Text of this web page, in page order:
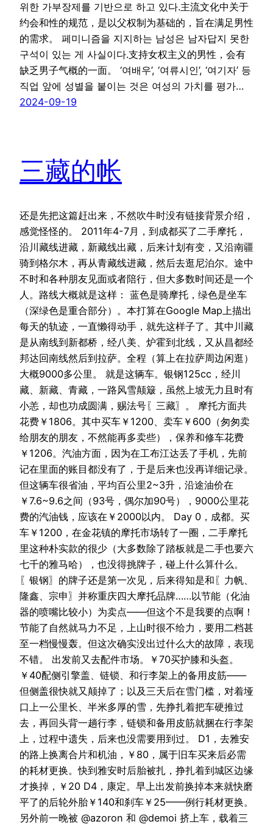
위한 가부장제를 기반으로 하고 있다.主流文化中关于
约会和性的规范，是以父权制为基础的，旨在满足男性
的需求。 페미니즘을 지지하는 남성은 남자답지 못한
구석이 있는 게 사실이다.支持女权主义的男性，会有
缺乏男子气概的一面。 ‘여배우’, ‘여류시인’, ‘여기자’ 등
직업 앞에 성별을 붙이는 것은 여성의 가치를 평가…
2024-09-19
三藏的帐
还是先把这篇赶出来，不然吹牛时没有链接背景介绍，
感觉怪怪的。 2011年4-7月，到成都买了二手摩托，
沿川藏线进藏，新藏线出藏，后来计划有变，又沿南疆
骑到格尔木，再从青藏线进藏，然后去逛尼泊尔。途中
不时和各种朋友见面或者陪行，但大多数时间还是一个
人。路线大概就是这样： 蓝色是骑摩托，绿色是坐车
（深绿色是重合部分）。本打算在Google Map上描出
每天的轨迹，一直懒得动手，就先这样子了。其中川藏
是从南线到新都桥，经八美、炉霍到北线，又从昌都经
邦达回南线然后到拉萨。全程（算上在拉萨周边闲逛）
大概9000多公里。 就是这辆车。银钢125cc，经川
藏、新藏、青藏，一路风雪颠簸，虽然上坡无力且时有
小恙，却也功成圆满，赐法号〖三藏〗。 摩托方面共
花费￥1806。其中买车￥1200、卖车￥600（匆匆卖
给朋友的朋友，不然能再多卖些），保养和修车花费
￥1206。汽油方面，因为在工布江达丢了手机，先前
记在里面的账目都没有了，于是后来也没再详细记录。
但这辆车很省油，平均百公里2~3升，沿途油价在
￥7.6~9.6之间（93号，偶尔加90号），9000公里花
费的汽油钱，应该在￥2000以内。 Day 0，成都。买
车￥1200，在金花镇的摩托市场转了一圈，二手摩托
里这种朴实款的很少（大多数除了踏板就是二手也要六
七千的雅马哈），也没得挑牌子，碰上什么算什么。
〖银钢〗的牌子还是第一次见，后来得知是和〖力帆、
隆鑫、宗申〗并称重庆四大摩托品牌……以节能（化油
器的喷嘴比较小）为卖点——但这个不是我要的点啊！
节能了自然就马力不足，上山时很不给力，要用二档甚
至一档慢慢轰。但这次确实没出过什么大的故障，表现
不错。 出发前又去配件市场。￥70买护膝和头盔。
￥40配侧引擎盖、链锁、和行李架上的备用皮筋——
但侧盖很快就又颠掉了；以及三天后在雪门槛，对着垭
口上一公里长、半米多厚的雪，先挣扎着把车硬推过
去，再回头背一趟行李，链锁和备用皮筋就捆在行李架
上，过程中遗失，后来也没需要用到过。 D1，去雅安
的路上换离合片和机油，￥80，属于旧车买来后必需
的耗材更换。快到雅安时后胎被扎，挣扎着到城区边缘
才换掉，￥20 D4，康定。早上出发前换掉本来就快磨
平了的后轮外胎￥140和刹车￥25——例行耗材更换。
另外前一晚被 @azoron 和 @demoi 挤上车，载着三